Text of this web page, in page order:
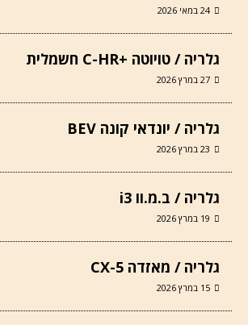
24 במאי 2026
גלריה / טויוטה +C-HR חשמלית
27 במרץ 2026
גלריה / יונדאי קונה BEV
23 במרץ 2026
גלריה / ב.מ.וו i3
19 במרץ 2026
גלריה / מאזדה CX-5
15 במרץ 2026